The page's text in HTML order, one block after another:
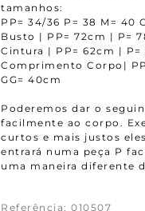
tamanhos:
PP= 34/36 P= 38 M= 40
Busto | PP= 72cm | P=
Cintura | PP= 62cm | P=
Comprimento Corpo|
GG= 40cm
Poderemos dar o
facilmente ao corpo.
curtos e mais justos
entrará numa peça P
uma maneira diferente
Referência: 010507